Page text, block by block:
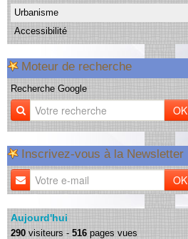
Urbanisme
Accessibilité
Moteur de recherche
Recherche Google
OK
Inscrivez-vous à la Newsletter
OK
Aujourd'hui
290 visiteurs - 516 pages vues